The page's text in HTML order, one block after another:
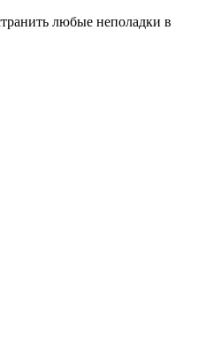
любые неполадки в